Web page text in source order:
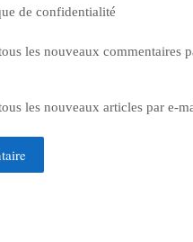
de confidentialité
les nouveaux commentaires
les nouveaux articles par e-